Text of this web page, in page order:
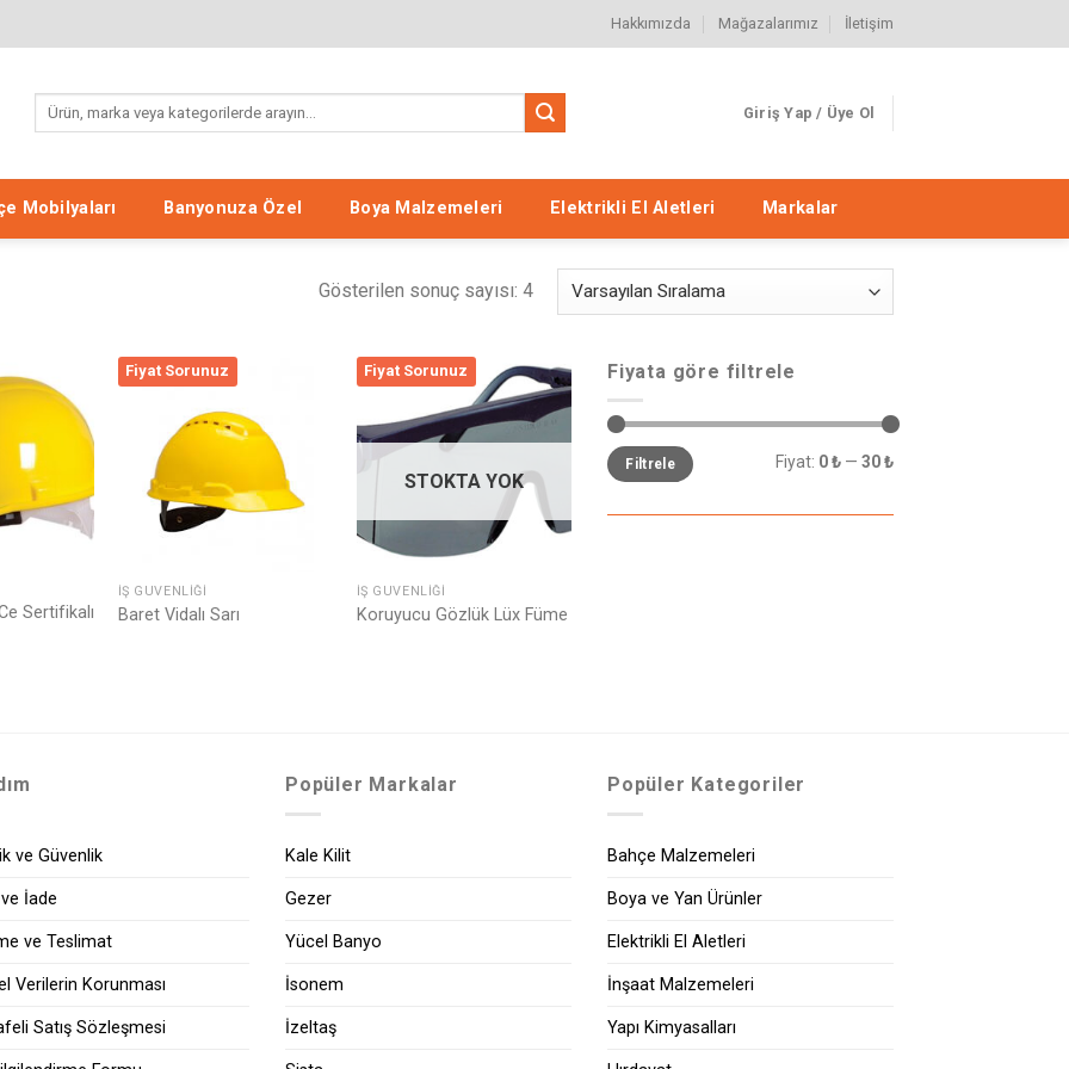
Hakkımızda Mağazalarımız İletişim
Ara: Giriş Yap / Üye Ol
Mobilyaları Banyonuza Özel Boya Malzemeleri Elektrikli El Aletleri Markalar
Gösterilen sonuç sayısı: 4
Listeme
Sertifikalı
Fiyat Sorunuz
Listeme
Ekle
İŞ GÜVENLIĞI
Baret Vidalı Sarı
Fiyat Sorunuz
Listeme
STOKTA YOK
İŞ GÜVENLIĞI
Koruyucu Gözlük Lüx Füme
Fiyata göre filtrele
Filtrele Fiyat: 0 ₺ — 30 ₺
ve Güvenlik
İade
ve Teslimat
Verilerin Korunması
Satış Sözleşmesi
Popüler Markalar
Kale Kilit
Gezer
Yücel Banyo
İsonem
İzeltaş
Popüler Kategoriler
Bahçe Malzemeleri
Boya ve Yan Ürünler
Elektrikli El Aletleri
İnşaat Malzemeleri
Yapı Kimyasalları